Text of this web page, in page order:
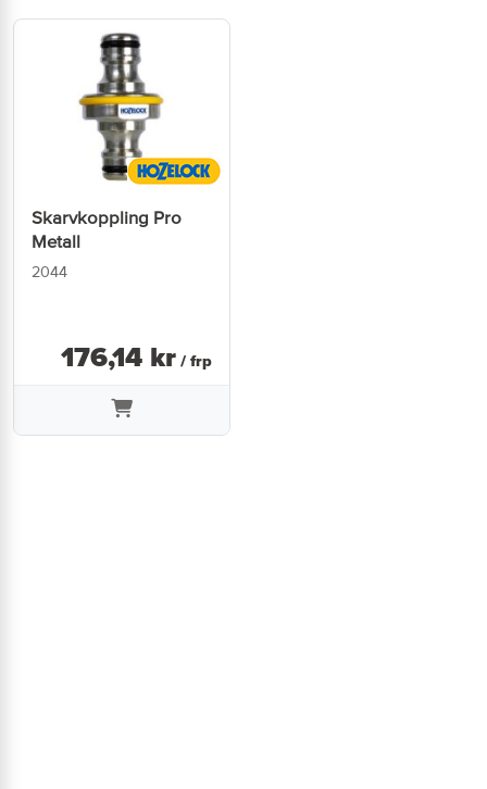
Skarvkoppling Pro
Metall
2044
176,14 kr / frp